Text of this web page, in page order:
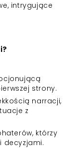
intrygujące
strony.
narracji,
z
którzy
decyzjami.